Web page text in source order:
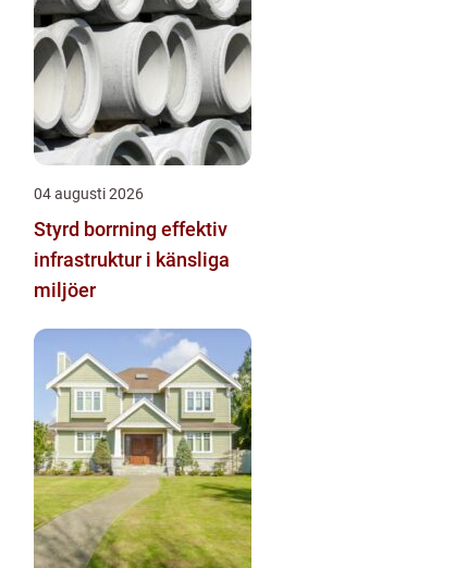
04 augusti 2026
Styrd borrning effektiv
infrastruktur i känsliga
miljöer